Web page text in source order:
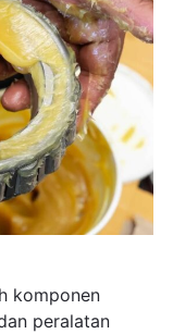
komponen
peralatan